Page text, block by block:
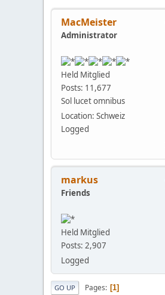
MacMeister
Administrator
Held Mitglied
Posts: 11,677
Sol lucet omnibus
Location: Schweiz
Logged
markus
Friends
Held Mitglied
Posts: 2,907
Logged
GO UP Pages 1